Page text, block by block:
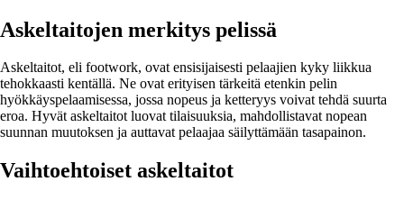
Askeltaitojen merkitys pelissä
Askeltaitot, eli footwork, ovat ensisijaisesti pelaajien kyky liikkua
tehokkaasti kentällä. Ne ovat erityisen tärkeitä etenkin pelin
hyökkäyspelaamisessa, jossa nopeus ja ketteryys voivat tehdä suurta
eroa. Hyvät askeltaitot luovat tilaisuuksia, mahdollistavat nopean
suunnan muutoksen ja auttavat pelaajaa säilyttämään tasapainon.
Vaihtoehtoiset askeltaitot